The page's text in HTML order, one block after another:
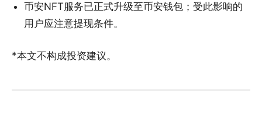
币安NFT服务已正式升级至币安钱包；受此影响的
用户应注意提现条件。
*本文不构成投资建议。